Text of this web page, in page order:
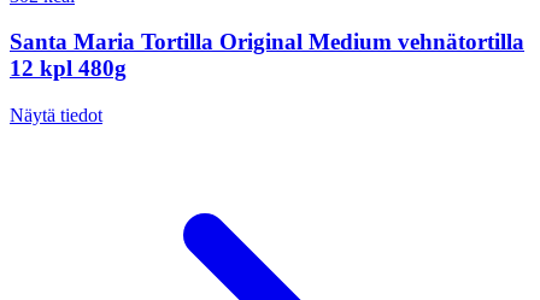
Santa Maria Tortilla Original Medium vehnätortilla
12 kpl 480g
Näytä tiedot